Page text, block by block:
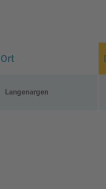
Ort
Langenargen